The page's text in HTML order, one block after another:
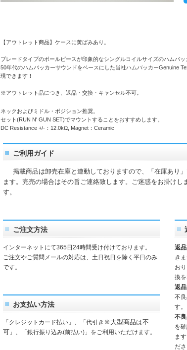
【アウトレット商品】ケースに黄ばみあり。
ブレードタイプのポールピースが印象的なシングルコイルサイズのハムバッ
50年代のハムバッカーサウンドをベースにした当社ハムバッカーGenuine
現できます！
※アウトレット品につき、返品・交換・キャンセル不可。
ネックおよびミドル・ポジション推奨。
セット(RUN N' GUN SET)でマウントすることをおすすめします。
DC Resistance +/-：12.0kΩ, Magnet：Ceramic
ご利用ガイド
掲載商品は卸売在庫と連動しておりますので、「在庫あり
ます。完売の場合はその旨ご連絡致します。ご迷惑をお掛け
す。
ご注文方法
インターネットにて365日24時間受け付けております。
ご注文やご質問メールの対応は、土日祝日を除く平日のみ
です。
お支払い方法
「クレジットカード払い」、「代引き ※大型商品は不
可 」、「銀行振り込み(前払い)」をご利用いただけます。
返
き
お
換を
返品
不
す。
不良
を
ま
だ